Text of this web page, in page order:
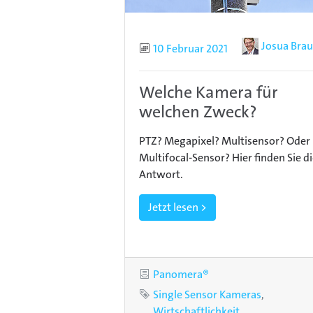
Publiziert
10 Februar 2021 AutorJosua
Welche Kamera für
welchen Zweck?
PTZ? Megapixel? Multisensor? Oder
Multifocal-Sensor? Hier finden Sie
Antwort.
Jetzt lesen >
Kategorie
Panomera®
Schlagworte
Single Sensor Kameras